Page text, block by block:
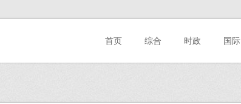
首页 综合 时政 国际